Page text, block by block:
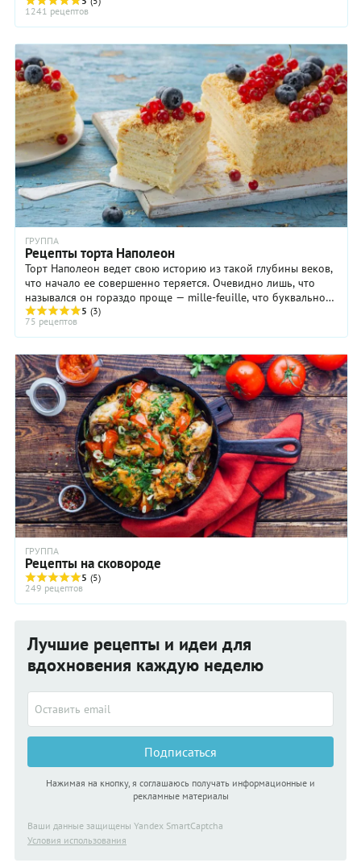
1241 рецептов
ГРУППА
Рецепты торта Наполеон
Торт Наполеон ведет свою историю из такой глубины веков,
что начало ее совершенно теряется. Очевидно лишь, что
назывался он гораздо проще — mille-feuille, что буквально
означает «тысяча слоев».
5 (3)
75 рецептов
ГРУППА
Рецепты на сковороде
5 (5)
249 рецептов
Лучшие рецепты и идеи для
вдохновения каждую неделю
Подписаться
Нажимая на кнопку, я соглашаюсь получать информационные и
рекламные материалы
Ваши данные защищены Yandex SmartCaptcha
Условия использования